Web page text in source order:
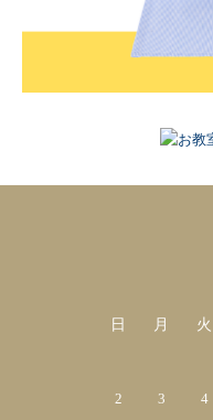
日 月 火
2 3 4